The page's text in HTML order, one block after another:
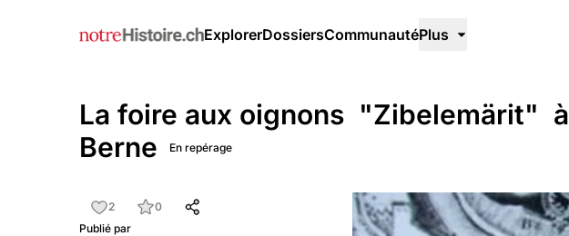
ExplorerDossiersCommunautéPlus
La foire aux oignons "Zibelemärit" à
Berne
En repérage
2
0
Publié par